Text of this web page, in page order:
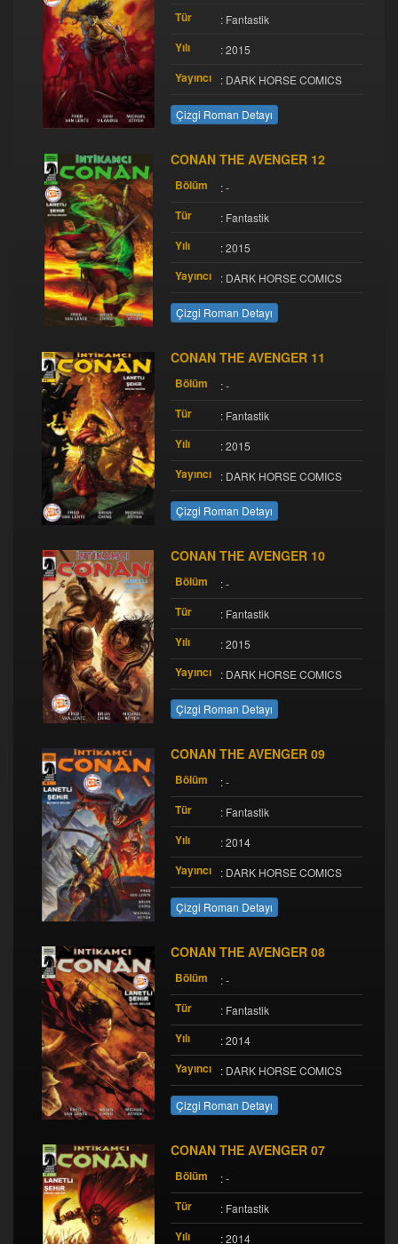
Tür : Fantastik
Yılı : 2015
Yayıncı : DARK HORSE COMICS
Çizgi Roman Detayı
CONAN THE AVENGER 12
Bölüm : -
Tür : Fantastik
Yılı : 2015
Yayıncı : DARK HORSE COMICS
Çizgi Roman Detayı
CONAN THE AVENGER 11
Bölüm : -
Tür : Fantastik
Yılı : 2015
Yayıncı : DARK HORSE COMICS
Çizgi Roman Detayı
CONAN THE AVENGER 10
Bölüm : -
Tür : Fantastik
Yılı : 2015
Yayıncı : DARK HORSE COMICS
Çizgi Roman Detayı
CONAN THE AVENGER 09
Bölüm : -
Tür : Fantastik
Yılı : 2014
Yayıncı : DARK HORSE COMICS
Çizgi Roman Detayı
CONAN THE AVENGER 08
Bölüm : -
Tür : Fantastik
Yılı : 2014
Yayıncı : DARK HORSE COMICS
Çizgi Roman Detayı
CONAN THE AVENGER 07
Bölüm : -
Tür : Fantastik
Yılı : 2014